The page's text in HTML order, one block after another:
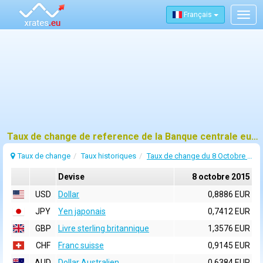
Français
Taux de change de reference de la Banque centrale europeenne (BCE) pour 8 octobre 2015
Taux de change Taux historiques Taux de change du 8 Octobre 2015
Devise
8 octobre 2015
USD
Dollar
0,8886 EUR
JPY
Yen japonais
0,7412 EUR
GBP
Livre sterling britannique
1,3576 EUR
CHF
Franc suisse
0,9145 EUR